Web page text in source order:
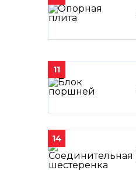
11
14